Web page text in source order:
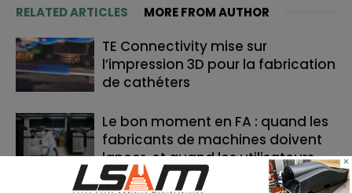
RELATED ARTICLES MORE FROM AUTHOR
TE Connectivity mise sur
l’impression 3D pour la fabrication
de cathéters
Le bon moment en FA : quand les
fabricants de machines doivent
lancer, et quand les utilisateurs
doivent investir
×